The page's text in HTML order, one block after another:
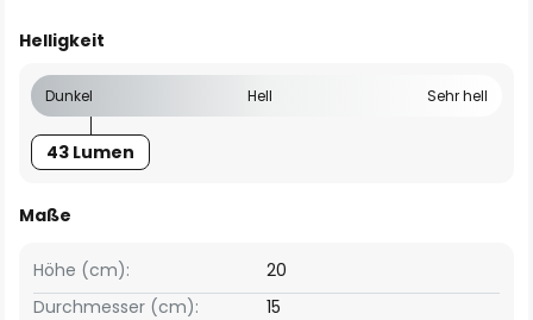
Helligkeit
Dunkel Hell Sehr hell
43 Lumen
Maße
Höhe (cm):
20
Durchmesser (cm):
15